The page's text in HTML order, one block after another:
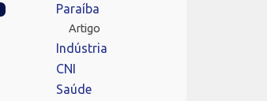
Paraíba
Artigo
Indústria
CNI
Saúde